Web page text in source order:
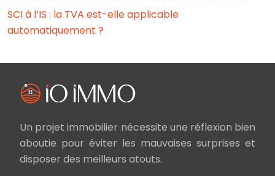
SCI à l’IS : la TVA est-elle applicable
automatiquement ?
Un projet immobilier nécessite une réflexion bien
aboutie pour éviter les mauvaises surprises et
disposer des meilleurs atouts.